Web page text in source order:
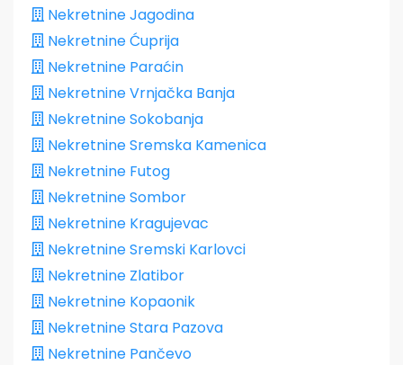
Nekretnine Jagodina
Nekretnine Ćuprija
Nekretnine Paraćin
Nekretnine Vrnjačka Banja
Nekretnine Sokobanja
Nekretnine Sremska Kamenica
Nekretnine Futog
Nekretnine Sombor
Nekretnine Kragujevac
Nekretnine Sremski Karlovci
Nekretnine Zlatibor
Nekretnine Kopaonik
Nekretnine Stara Pazova
Nekretnine Pančevo